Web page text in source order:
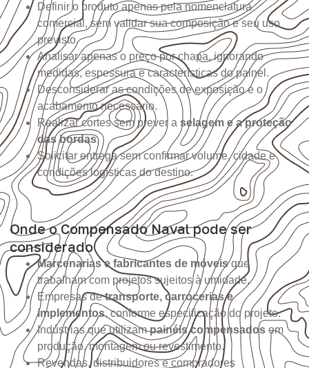
Definir o produto apenas pela nomenclatura
comercial, sem validar sua composição e seu uso
previsto.
Analisar apenas o preço por chapa, ignorando
medidas, espessura e características do painel.
Desconsiderar as condições de exposição e o
acabamento necessário.
Realizar cortes sem prever a selagem e a proteção
das bordas.
Solicitar entrega sem confirmar volume, cidade e
condições logísticas do destino.
Onde o Compensado Naval pode ser
considerado
Marcenarias e fabricantes de móveisque
trabalham com projetos sujeitos à umidade.
Empresas detransporte, carrocerias e
implementos, conforme especificação do projeto.
Indústrias que utilizampainéis compensados em
produção, montagem ou revestimento.
Revendas, distribuidores e compradores